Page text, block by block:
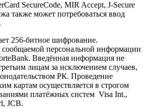
SecureCode, MIR Accept, J-Secure
также может потребоваться ввод
256-битное шифрование.
персональной информации
Введённая информация не
лицам за исключением случаев,
РК. Проведение
картам осуществляется в строгом
платёжных систем Visa Int.,
JCB.